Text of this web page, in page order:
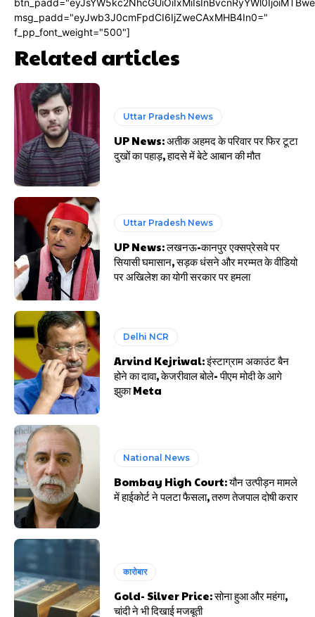
msg_padd="eyJwb3J0cmFpdCI6IjZweCAxMHB4In0="
f_pp_font_weight="500"]
Related articles
Uttar Pradesh News
UP News: अतीक अहमद के परिवार पर फिर टूटा
दुखों का पहाड़, हादसे में बेटे आबान की मौत
Uttar Pradesh News
UP News: लखनऊ-कानपुर एक्सप्रेसवे पर
सियासी घमासान, सड़क धंसने और मरम्मत के वीडियो
पर अखिलेश का योगी सरकार पर हमला
Delhi NCR
Arvind Kejriwal: इंस्टाग्राम अकाउंट बैन
होने का दावा, केजरीवाल बोले- पीएम मोदी के आगे
झुका Meta
National News
Bombay High Court: यौन उत्पीड़न मामले
में हाईकोर्ट ने पलटा फैसला, तरुण तेजपाल दोषी करार
कारोबार
Gold- Silver Price: सोना हुआ और महंगा,
चांदी ने भी दिखाई मजबूती